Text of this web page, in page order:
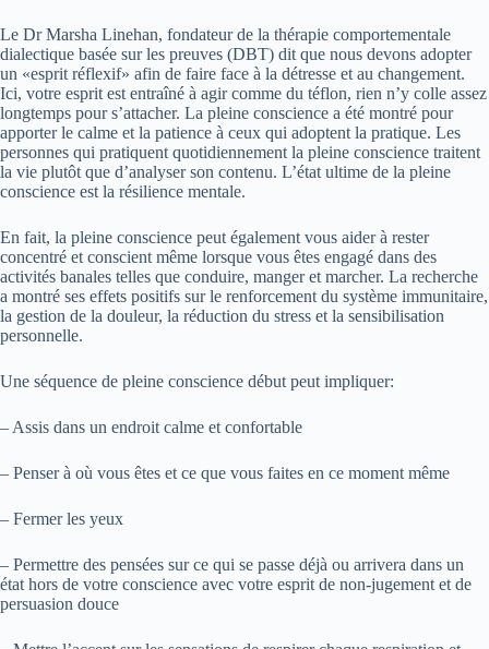
Le Dr Marsha Linehan, fondateur de la thérapie comportementale
dialectique basée sur les preuves (DBT) dit que nous devons adopter
un «esprit réflexif» afin de faire face à la détresse et au changement.
Ici, votre esprit est entraîné à agir comme du téflon, rien n’y colle assez
longtemps pour s’attacher. La pleine conscience a été montré pour
apporter le calme et la patience à ceux qui adoptent la pratique. Les
personnes qui pratiquent quotidiennement la pleine conscience traitent
la vie plutôt que d’analyser son contenu. L’état ultime de la pleine
conscience est la résilience mentale.
En fait, la pleine conscience peut également vous aider à rester
concentré et conscient même lorsque vous êtes engagé dans des
activités banales telles que conduire, manger et marcher. La recherche
a montré ses effets positifs sur le renforcement du système immunitaire,
la gestion de la douleur, la réduction du stress et la sensibilisation
personnelle.
Une séquence de pleine conscience début peut impliquer:
– Assis dans un endroit calme et confortable
– Penser à où vous êtes et ce que vous faites en ce moment même
– Fermer les yeux
– Permettre des pensées sur ce qui se passe déjà ou arrivera dans un
état hors de votre conscience avec votre esprit de non-jugement et de
persuasion douce